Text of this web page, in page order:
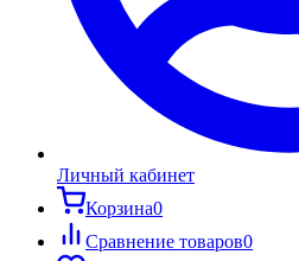
Личный кабинет
Корзина0
Сравнение товаров0